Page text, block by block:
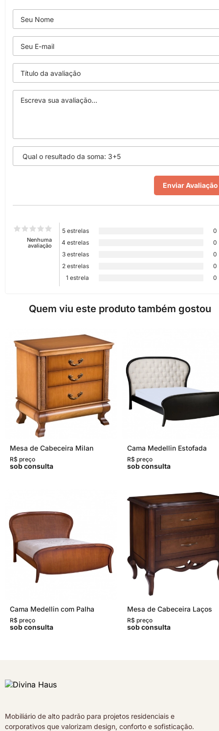
Nenhuma
avaliação
5 estrelas
0
4 estrelas
0
3 estrelas
0
2 estrelas
0
1 estrela
0
Quem viu este produto também gostou
Mesa de Cabeceira Milan
R$ preço
sob consulta
Cama Medellin Estofada
R$ preço
sob consulta
Cama Medellin com Palha
R$ preço
sob consulta
Mesa de Cabeceira Laços
R$ preço
sob consulta
Mobiliário de alto padrão para projetos residenciais e
corporativos que valorizam design, conforto e sofisticação.